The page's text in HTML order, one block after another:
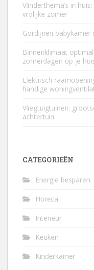
Vlinderthema’s in
vrolijke zomer
Gordijnen
Binnenklimaat
zomerdagen op je
Elektrisch
handige
Vliegtuigtuinen:
achtertuin
CATEGORIEËN
Energie besparen
Horeca
Interieur
Keuken
Kinderkamer